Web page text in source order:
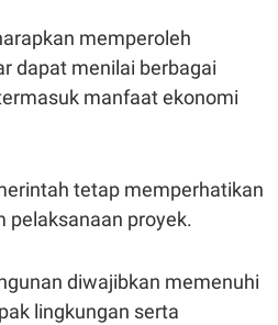
memperoleh
dapat menilai berbagai
manfaat ekonomi
tetap memperhatikan
pelaksanaan proyek.
diwajibkan memenuhi
lingkungan serta